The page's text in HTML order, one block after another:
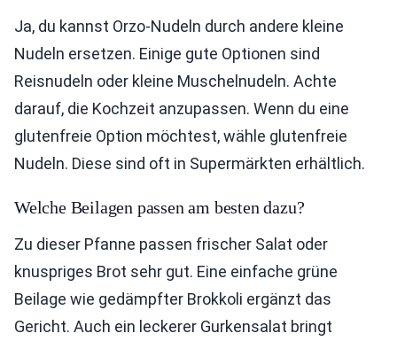
Ja, du kannst Orzo-Nudeln durch andere kleine
Nudeln ersetzen. Einige gute Optionen sind
Reisnudeln oder kleine Muschelnudeln. Achte
darauf, die Kochzeit anzupassen. Wenn du eine
glutenfreie Option möchtest, wähle glutenfreie
Nudeln. Diese sind oft in Supermärkten erhältlich.
Welche Beilagen passen am besten dazu?
Zu dieser Pfanne passen frischer Salat oder
knuspriges Brot sehr gut. Eine einfache grüne
Beilage wie gedämpfter Brokkoli ergänzt das
Gericht. Auch ein leckerer Gurkensalat bringt